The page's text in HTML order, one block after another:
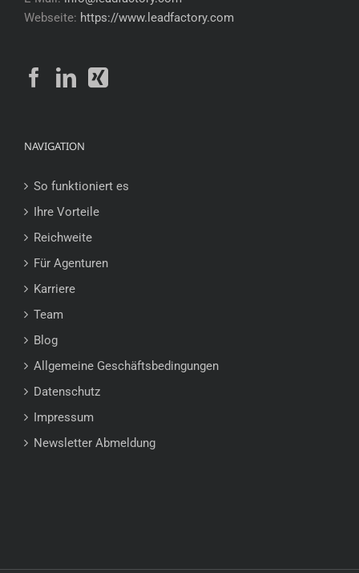
Webseite: https://www.leadfactory.com
NAVIGATION
So funktioniert es
Ihre Vorteile
Reichweite
Für Agenturen
Karriere
Team
Blog
Allgemeine Geschäftsbedingungen
Datenschutz
Impressum
Newsletter Abmeldung